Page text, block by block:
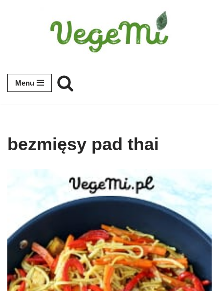
Menu
bezmięsy pad thai